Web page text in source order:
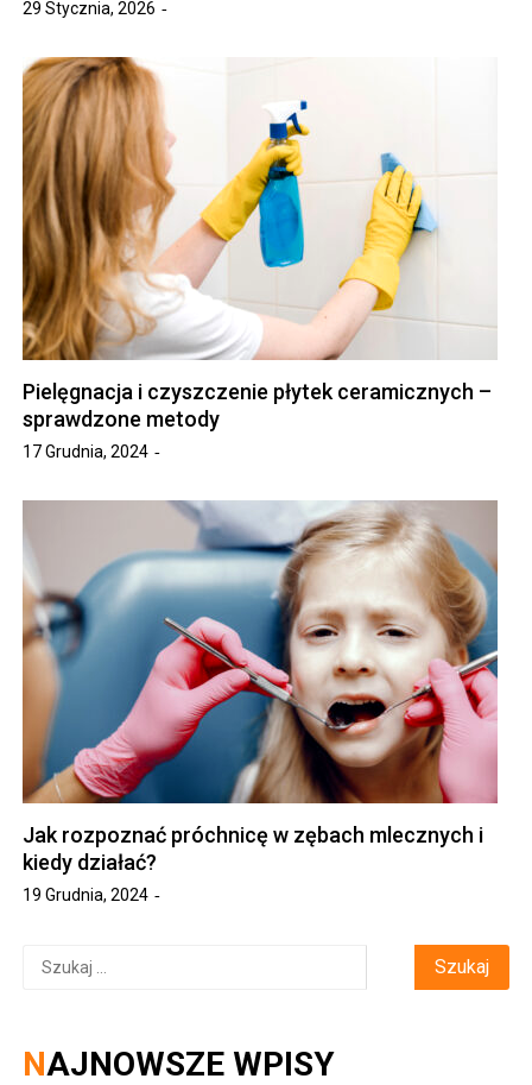
29 Stycznia, 2026
Pielęgnacja i czyszczenie płytek ceramicznych –
sprawdzone metody
17 Grudnia, 2024
Jak rozpoznać próchnicę w zębach mlecznych i
kiedy działać?
19 Grudnia, 2024
Szukaj:
NAJNOWSZE WPISY